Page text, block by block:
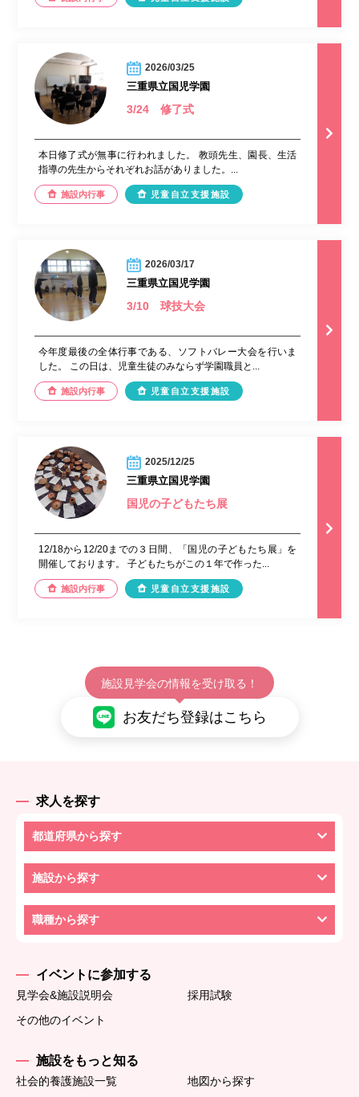
2026/03/25
三重県立国児学園
3/24 修了式
本日修了式が無事に行われました。 教頭先生、園長、生活
指導の先生からそれぞれお話がありました。...
施設内行事 児童自立支援施設
2026/03/17
三重県立国児学園
3/10 球技大会
今年度最後の全体行事である、ソフトバレー大会を行いま
した。 この日は、児童生徒のみならず学園職員と...
施設内行事 児童自立支援施設
2025/12/25
三重県立国児学園
国児の子どもたち展
12/18から12/20までの３日間、「国児の子どもたち展」を
開催しております。 子どもたちがこの１年で作った...
施設内行事 児童自立支援施設
施設見学会の情報を受け取る！
お友だち登録はこちら
求人を探す
都道府県から探す
施設から探す
職種から探す
イベントに参加する
見学会&施設説明会
採用試験
その他のイベント
施設をもっと知る
社会的養護施設一覧
地図から探す